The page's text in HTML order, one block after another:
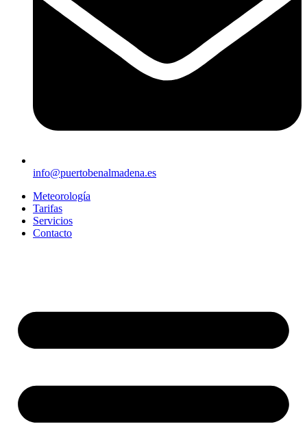
info@puertobenalmadena.es
Meteorología
Tarifas
Servicios
Contacto